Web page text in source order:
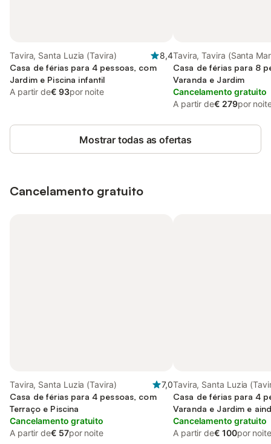
Tavira, Santa Luzia (Tavira)
8,4
Casa de férias para 4 pessoas, com
Jardim e Piscina infantil
A partir de€ 93por noite
Tavira, Tavira (Santa
Casa de férias para 8
Varanda e Jardim
Cancelamento gratuito
A partir de€ 279por
Mostrar todas as ofertas
Cancelamento gratuito
Tavira, Santa Luzia (Tavira)
7,0
Casa de férias para 4 pessoas, com
Terraço e Piscina
Cancelamento gratuito
A partir de€ 57por noite
Tavira, Santa Luzia
Casa de férias para 4
Varanda e Jardim e
infantil
Cancelamento gratuito
A partir de€ 100por noite